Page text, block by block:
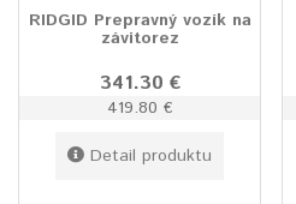
RIDGID Prepravný vozík na
závitorez
341.30 €
419.80 €
Detail produktu